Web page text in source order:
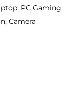
PC Gaming
Camera